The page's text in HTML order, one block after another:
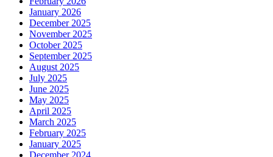
January 2026
December 2025
November 2025
October 2025
September 2025
August 2025
July 2025
June 2025
May 2025
April 2025
March 2025
February 2025
January 2025